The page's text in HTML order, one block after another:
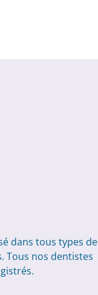
dans tous types de
Tous nos dentistes